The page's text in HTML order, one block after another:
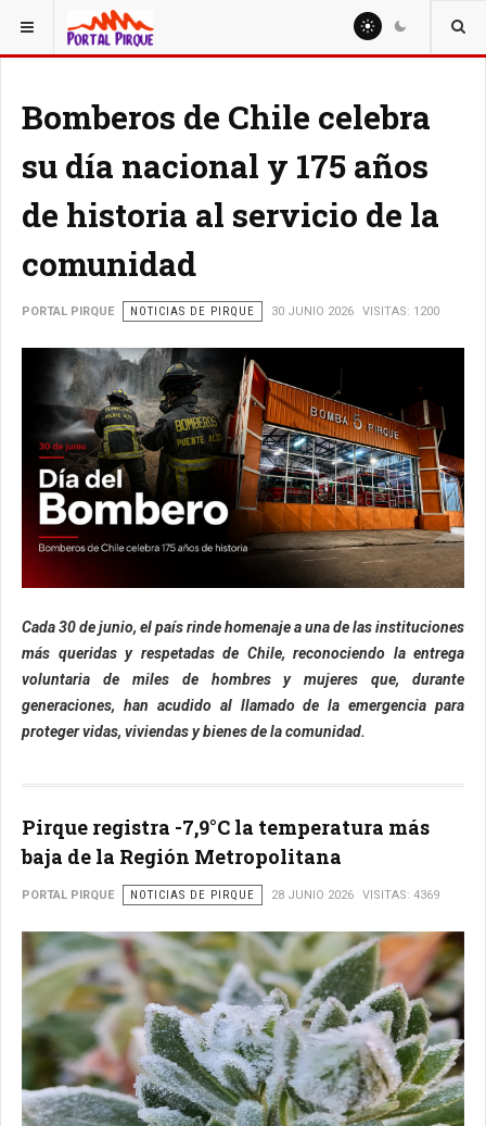
ESTÁ AQUÍ: NOTICIAS
Bomberos de Chile celebra
su día nacional y 175 años
de historia al servicio de la
comunidad
PORTAL PIRQUE NOTICIAS DE PIRQUE 30 JUNIO 2026 VISITAS: 1200
Cada 30 de junio, el país rinde homenaje a una de las instituciones
más queridas y respetadas de Chile, reconociendo la entrega
voluntaria de miles de hombres y mujeres que, durante
generaciones, han acudido al llamado de la emergencia para
proteger vidas, viviendas y bienes de la comunidad.
Pirque registra -7,9°C la temperatura más
baja de la Región Metropolitana
PORTAL PIRQUE NOTICIAS DE PIRQUE 28 JUNIO 2026 VISITAS: 4369